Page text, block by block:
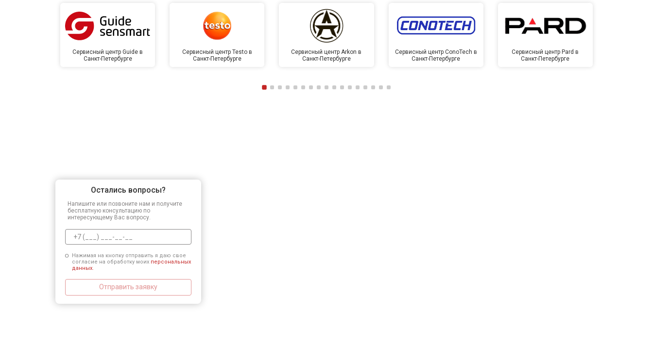
Сервисный центр Guide в
Санкт-Петербурге
Сервисный центр Testo в
Санкт-Петербурге
Сервисный центр Arkon в
Санкт-Петербурге
Сервисный центр ConoTech в
Санкт-Петербурге
Сервисный центр Pard в
Санкт-Петербурге
Остались вопросы?
Напишите или позвоните нам и получите
бесплатную консультацию по
интересующему Вас вопросу.
Нажимая на кнопку отправить я даю свое
согласие на обработку моих персональных
данных.
Отправить заявку